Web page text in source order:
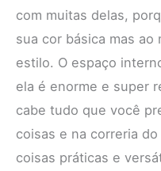
com muitas delas,
sua cor básica mas
estilo. O espaço
ela é enorme e super
cabe tudo que você
coisas e na correria
coisas práticas e